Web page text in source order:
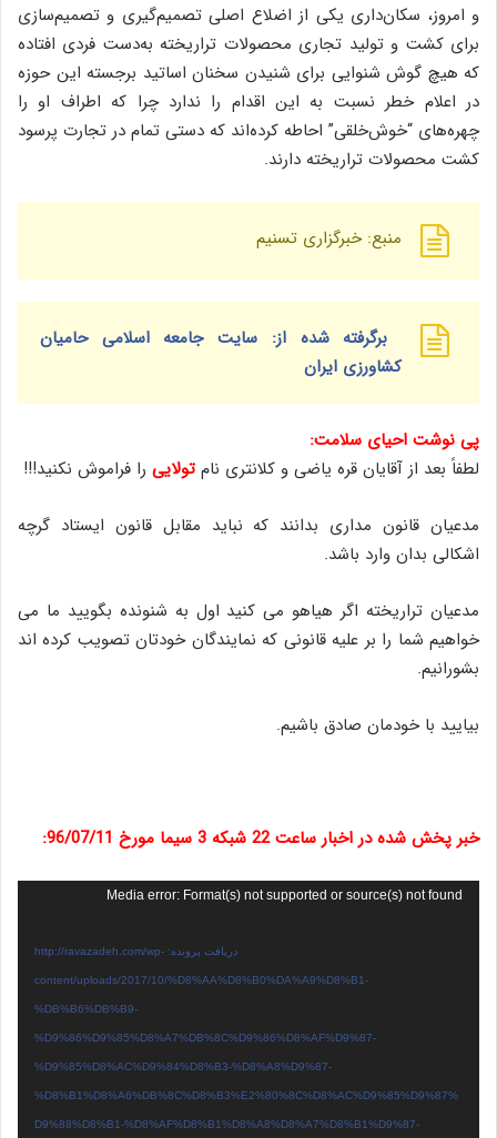
و امروز، سکان‌داری یکی از اضلاع اصلی تصمیم‌گیری و تصمیم‌سازی
برای کشت و تولید تجاری محصولات تراریخته به‌دست فردی افتاده
که هیچ گوش شنوایی برای شنیدن سخنان اساتید برجسته این حوزه
در اعلام خطر نسبت به این اقدام را ندارد چرا که اطراف او را
چهره‌های “خوش‌خلقی” احاطه کرده‌اند که دستی تمام در تجارت پرسود
کشت محصولات تراریخته دارند.
منبع: خبرگزاری تسنیم
برگرفته شده از: سایت جامعه اسلامی حامیان
کشاورزی ایران
پی نوشت احیای سلامت:
لطفاً بعد از آقایان قره یاضی و کلانتری نام تولایی را فراموش نکنید!!!
مدعیان قانون مداری بدانند که نباید مقابل قانون ایستاد گرچه
اشکالی بدان وارد باشد.
مدعیان تراریخته اگر هیاهو می کنید اول به شنونده بگویید ما می
خواهیم شما را بر علیه قانونی که نمایندگان خودتان تصویب کرده اند
بشورانیم.
بیایید با خودمان صادق باشیم.
خبر پخش شده در اخبار ساعت 22 شبکه 3 سیما مورخ 96/07/11:
نمایشگر
Media error: Format(s) not supported or source(s) not found
دریافت پرونده: http://ravazadeh.com/wp-
content/uploads/2017/10/%D8%AA%D8%B0%DA%A9%D8%B1-
%DB%B6%DB%B9-
%D9%86%D9%85%D8%A7%DB%8C%D9%86%D8%AF%D9%87-
%D9%85%D8%AC%D9%84%D8%B3-%D8%A8%D9%87-
%D8%B1%D8%A6%DB%8C%D8%B3%E2%80%8C%D8%AC%D9%85%D9%87%
D9%88%D8%B1-%D8%AF%D8%B1%D8%A8%D8%A7%D8%B1%D9%87-